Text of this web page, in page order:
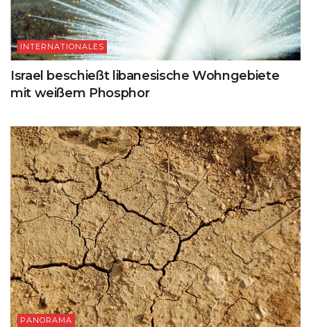
INTERNATIONALES
Israel beschießt libanesische Wohngebiete
mit weißem Phosphor
PANORAMA